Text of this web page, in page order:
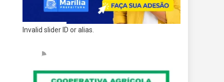
Invalid slider ID or alias.